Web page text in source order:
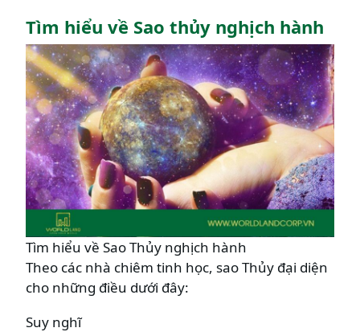
Tìm hiểu về Sao thủy nghịch hành
Tìm hiểu về Sao Thủy nghịch hành
Theo các nhà chiêm tinh học, sao Thủy đại diện
cho những điều dưới đây:
Suy nghĩ